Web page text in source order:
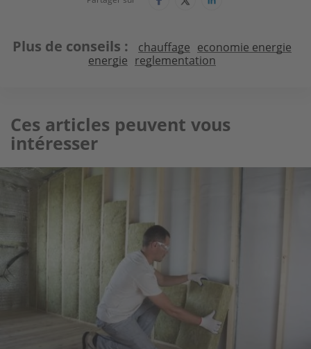
Plus de conseils chauffage economie energie
energie reglementation
Ces articles peuvent vous
intéresser
Image